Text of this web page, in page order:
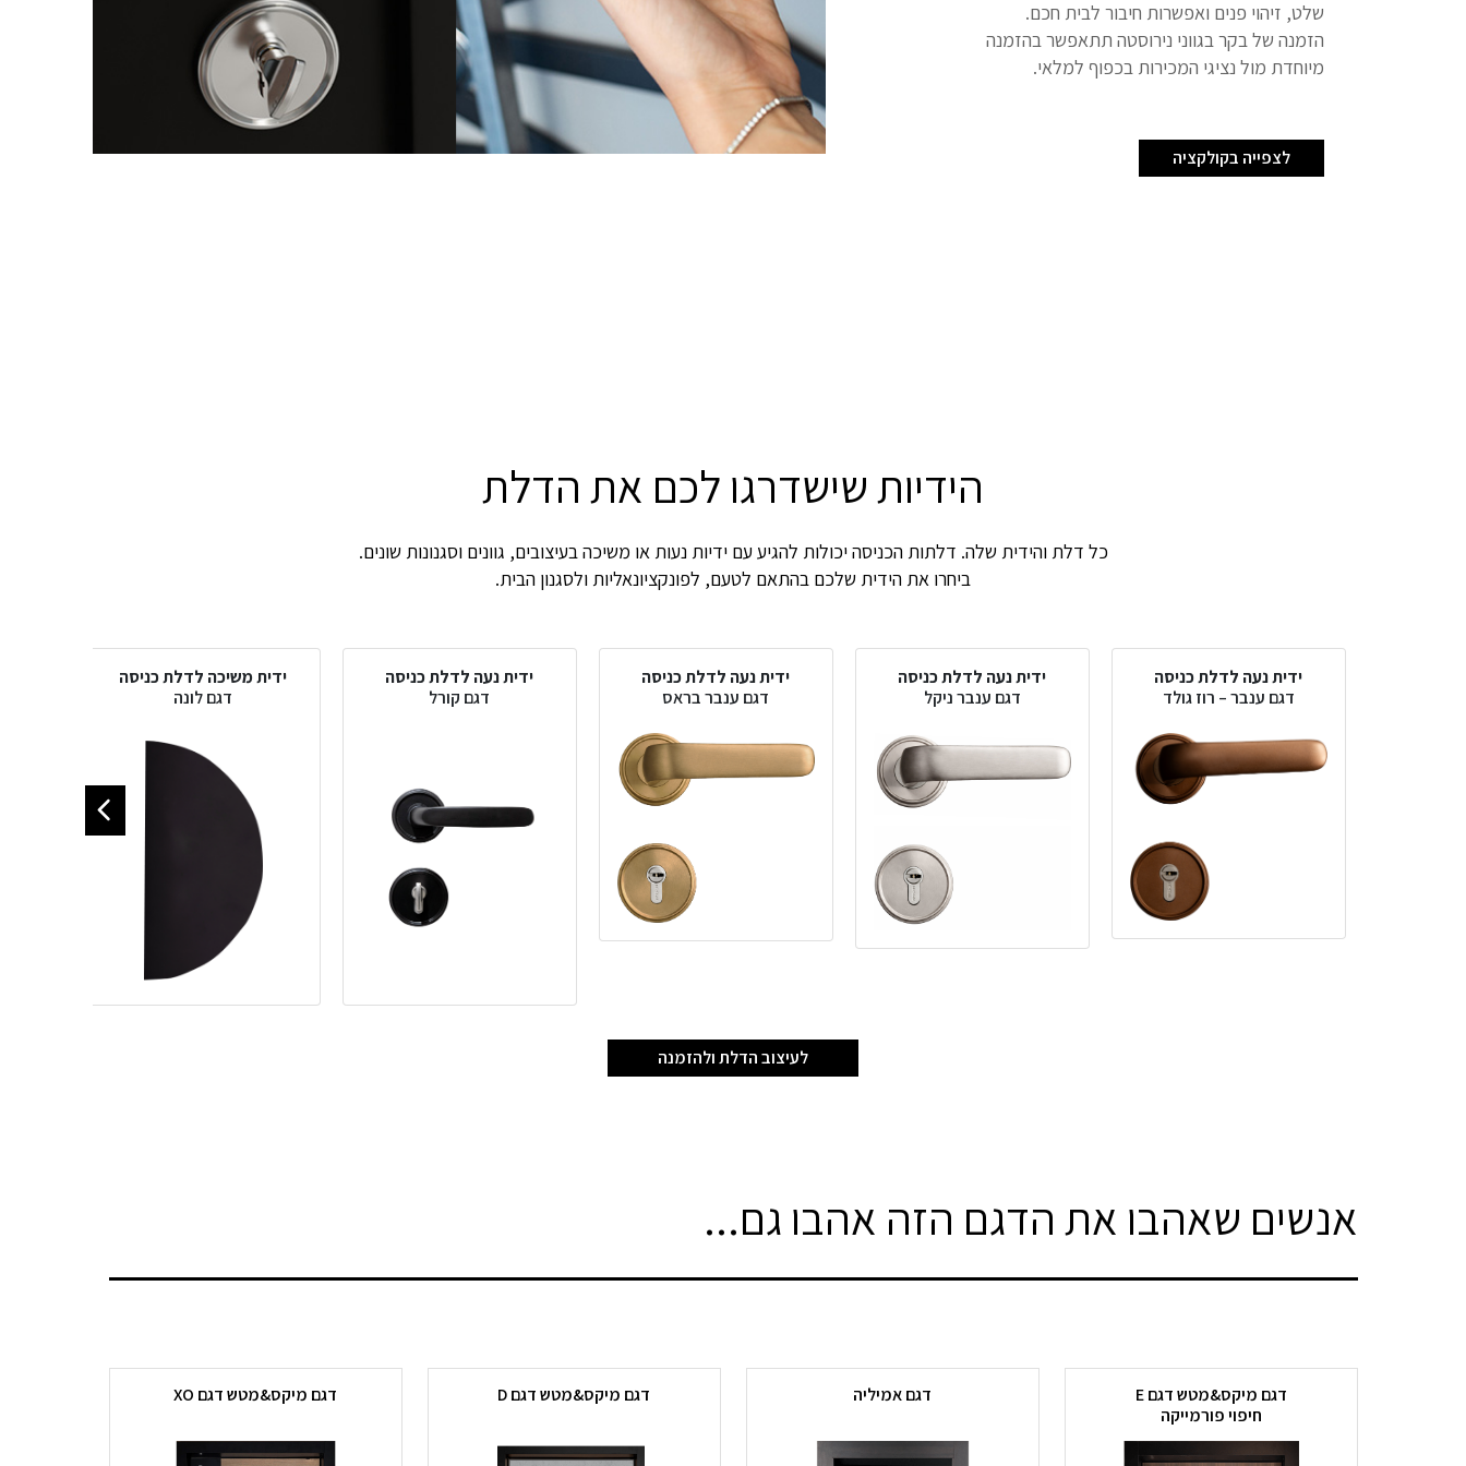
שלט, זיהוי פנים ואפשרות חיבור לבית חכם.
הזמנה של בקר בגווני נירוסטה תתאפשר בהזמנה
מיוחדת מול נציגי המכירות בכפוף למלאי.
לצפייה בקולקציה
הידיות שישדרגו לכם את הדלת
כל דלת והידית שלה. דלתות הכניסה יכולות להגיע עם ידיות נעות או משיכה בעיצובים, גוונים וסגנונות שונים.
ביחרו את הידית שלכם בהתאם לטעם, לפונקציונאליות ולסגנון הבית.
ידית נעה לדלת כניסה
דגם ענבר – רוז גולד
ידית נעה לדלת כניסה
דגם ענבר ניקל
ידית נעה לדלת כניסה
דגם ענבר בראס
ידית נעה לדלת כניסה
דגם קורל
ידית משיכה לדלת כניסה
דגם לונה
לעיצוב הדלת ולהזמנה
אנשים שאהבו את הדגם הזה אהבו גם...
דגם מיקס&מטש דגם E
חיפוי פורמייקה
דגם אמיליה דגם מיקס&מטש דגם D דגם מיקס&מטש דגם XO